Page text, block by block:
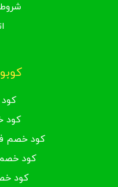
كود
كود خصم
كود
كود